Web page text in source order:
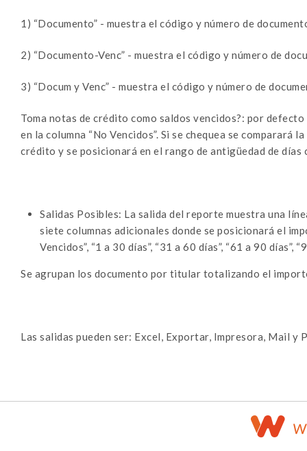
1) “Documento” - muestra el código y número de
2) “Documento-Venc” - muestra el código y número de
3) “Docum y Venc” - muestra el código y número de
Toma notas de crédito como saldos vencidos?: por
en la columna “No Vencidos”. Si se chequea se
crédito y se posicionará en el rango de antigüedad de días
Salidas Posibles: La salida del reporte muestra una
siete columnas adicionales donde se posicionará el
Vencidos”, “1 a 30 días”, “31 a 60 días”, “61 a 90 días”,
Se agrupan los documento por titular totalizando el
Las salidas pueden ser: Excel, Exportar, Impresora, Mail y